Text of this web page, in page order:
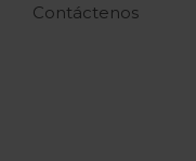
Contáctenos